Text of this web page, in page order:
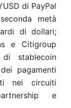
di PayPal
metà
di dollari;
e Citigroup
stablecoin
pagamenti
nei circuiti
e